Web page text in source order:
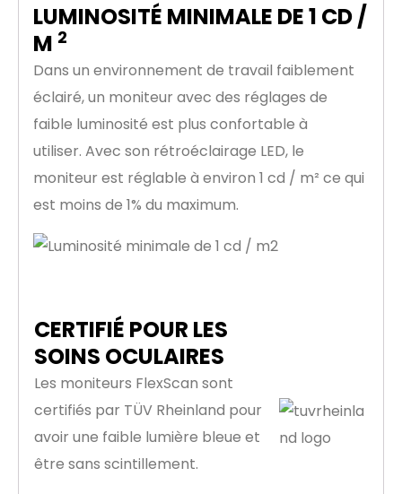
LUMINOSITÉ MINIMALE DE 1 CD /
M 2
Dans un environnement de travail faiblement
éclairé, un moniteur avec des réglages de
faible luminosité est plus confortable à
utiliser. Avec son rétroéclairage LED, le
moniteur est réglable à environ 1 cd / m² ce qui
est moins de 1% du maximum.
CERTIFIÉ POUR LES
SOINS OCULAIRES
Les moniteurs FlexScan sont
certifiés par TÜV Rheinland pour
avoir une faible lumière bleue et
être sans scintillement.